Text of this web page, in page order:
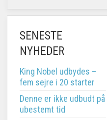
SENESTE
NYHEDER
King Nobel udbydes –
fem sejre i 20 starter
Denne er ikke udbudt på
ubestemt tid